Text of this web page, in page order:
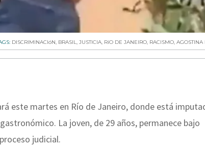
DISCRIMINACIóN, BRASIL,JUSTICIA, RíO DE JANEIRO, RACISMO,AGOSTINA
este martes en Río de Janeiro, donde está
La joven, de 29 años, permanece bajo
judicial.